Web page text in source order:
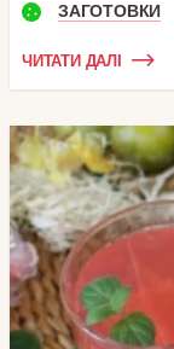
ЗАГОТОВКИ
ЧИТАТИ ДАЛІ